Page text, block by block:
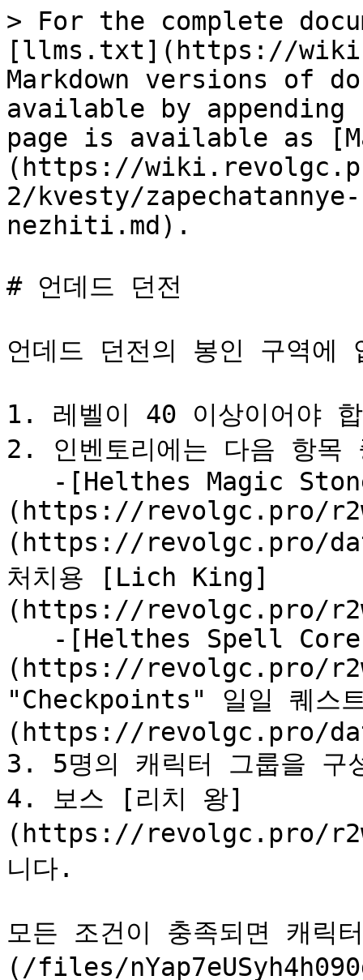
> For the complete
[llms.txt](https://
Markdown versions of
available by
page is available as
(https://
2/kvesty/
nezhiti.md).
# 언데드 던전
언데드 던전의 봉인 구역에
1. 레벨이 40 이상이어야
2. 인벤토리에는 다음 항목
(https://revolgc.pro/
(https://revolgc.pro/
처치용 [Lich King]
(https://revolgc.pro/
(https://revolgc.pro/
"Checkpoints" 일일 퀘스
(https://revolgc.pro/
3. 5명의 캐릭터 그룹을 구
4. 보스 [리치 왕]
(https://revolgc.pro/
니다.
모든 조건이 충족되면 캐
(/files/